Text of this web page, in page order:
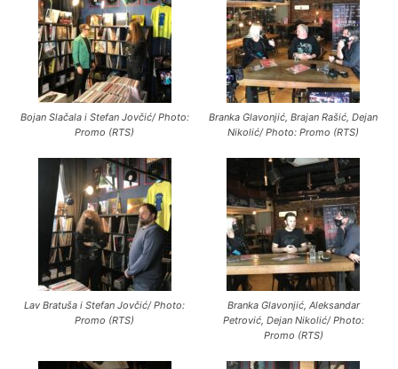
Bojan Slačala i Stefan Jovčić/ Photo:
Promo (RTS)
Branka Glavonjić, Brajan Rašić, Dejan
Nikolić/ Photo: Promo (RTS)
Lav Bratuša i Stefan Jovčić/ Photo:
Promo (RTS)
Branka Glavonjić, Aleksandar
Petrović, Dejan Nikolić/ Photo:
Promo (RTS)